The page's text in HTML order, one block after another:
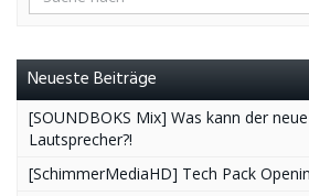
Neueste Beiträge
[SOUNDBOKS Mix] Was kann der
Lautsprecher?!
[SchimmerMediaHD] Tech Pack